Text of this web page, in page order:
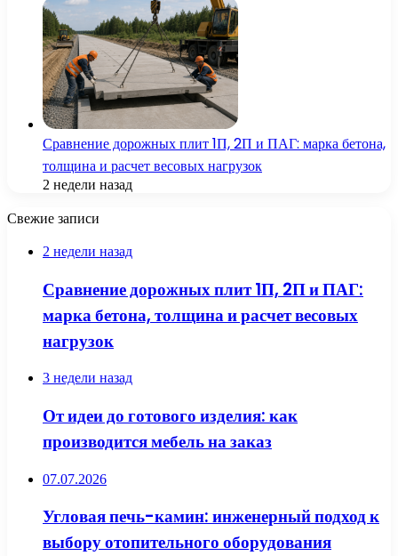
Сравнение дорожных плит 1П, 2П и ПАГ: марка бетона,
толщина и расчет весовых нагрузок
2 недели назад
Свежие записи
2 недели назад
Сравнение дорожных плит 1П, 2П и ПАГ:
марка бетона, толщина и расчет весовых
нагрузок
3 недели назад
От идеи до готового изделия: как
производится мебель на заказ
07.07.2026
Угловая печь-камин: инженерный подход к
выбору отопительного оборудования